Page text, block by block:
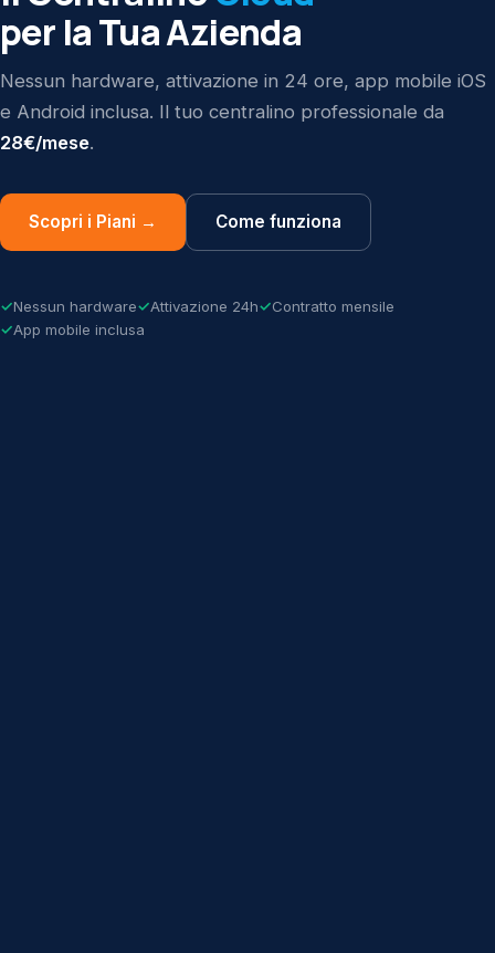
per la Tua Azienda
Nessun hardware, attivazione in 24 ore, app mobile iOS
e Android inclusa. Il tuo centralino professionale da
28€/mese.
Scopri i Piani → Come funziona
Nessun hardware Attivazione 24h
Contratto mensile
App mobile inclusa